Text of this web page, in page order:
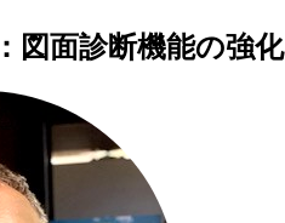
図面診断機能の強化